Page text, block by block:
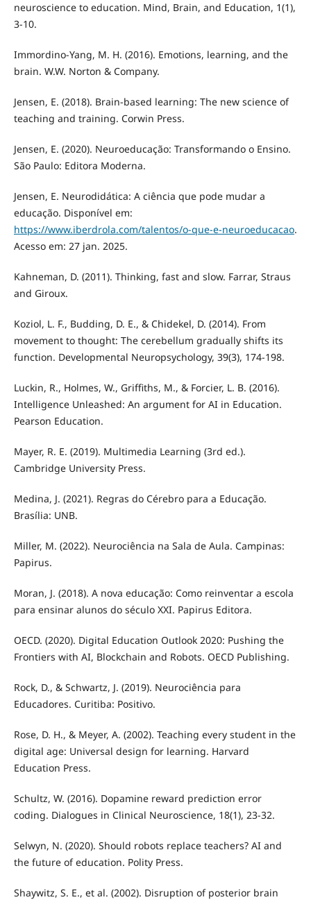
neuroscience to education. Mind, Brain, and Education, 1(1),
3-10.
Immordino-Yang, M. H. (2016). Emotions, learning, and the
brain. W.W. Norton & Company.
Jensen, E. (2018). Brain-based learning: The new science of
teaching and training. Corwin Press.
Jensen, E. (2020). Neuroeducação: Transformando o Ensino.
São Paulo: Editora Moderna.
Jensen, E. Neurodidática: A ciência que pode mudar a
educação. Disponível em:
https://www.iberdrola.com/talentos/o-que-e-neuroeducacao.
Acesso em: 27 jan. 2025.
Kahneman, D. (2011). Thinking, fast and slow. Farrar, Straus
and Giroux.
Koziol, L. F., Budding, D. E., & Chidekel, D. (2014). From
movement to thought: The cerebellum gradually shifts its
function. Developmental Neuropsychology, 39(3), 174-198.
Luckin, R., Holmes, W., Griffiths, M., & Forcier, L. B. (2016).
Intelligence Unleashed: An argument for AI in Education.
Pearson Education.
Mayer, R. E. (2019). Multimedia Learning (3rd ed.).
Cambridge University Press.
Medina, J. (2021). Regras do Cérebro para a Educação.
Brasília: UNB.
Miller, M. (2022). Neurociência na Sala de Aula. Campinas:
Papirus.
Moran, J. (2018). A nova educação: Como reinventar a escola
para ensinar alunos do século XXI. Papirus Editora.
OECD. (2020). Digital Education Outlook 2020: Pushing the
Frontiers with AI, Blockchain and Robots. OECD Publishing.
Rock, D., & Schwartz, J. (2019). Neurociência para
Educadores. Curitiba: Positivo.
Rose, D. H., & Meyer, A. (2002). Teaching every student in the
digital age: Universal design for learning. Harvard
Education Press.
Schultz, W. (2016). Dopamine reward prediction error
coding. Dialogues in Clinical Neuroscience, 18(1), 23-32.
Selwyn, N. (2020). Should robots replace teachers? AI and
the future of education. Polity Press.
Shaywitz, S. E., et al. (2002). Disruption of posterior brain